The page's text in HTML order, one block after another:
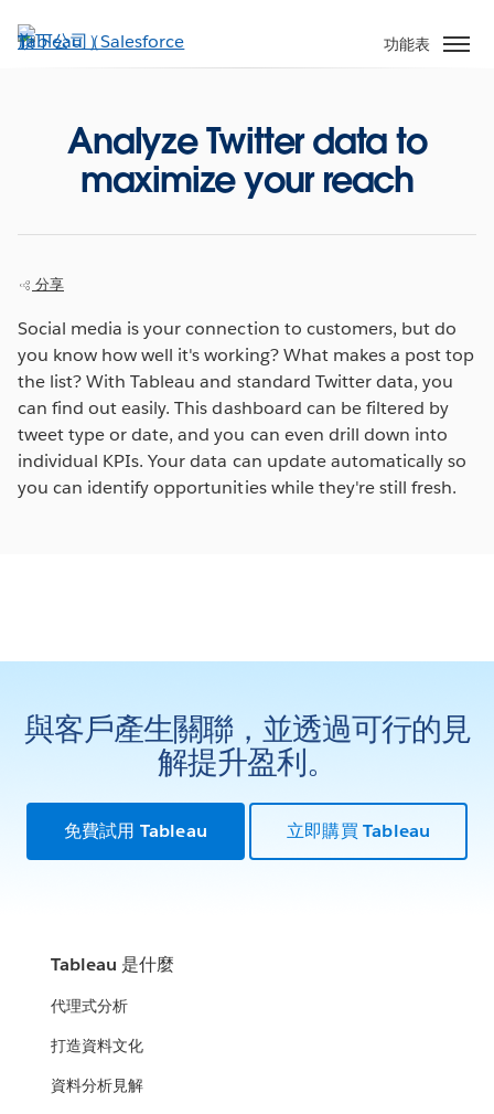
至
功能表
Analyze Twitter data to
maximize your reach
分享
Social media is your connection to customers, but do
you know how well it's working? What makes a post top
the list? With Tableau and standard Twitter data, you
can find out easily. This dashboard can be filtered by
tweet type or date, and you can even drill down into
individual KPIs. Your data can update automatically so
you can identify opportunities while they're still fresh.
與客戶產生關聯，並透過可行的見
解提升盈利。
免費試用 Tableau 立即購買 Tableau
Tableau 是什麼
代理式分析
打造資料文化
資料分析見解